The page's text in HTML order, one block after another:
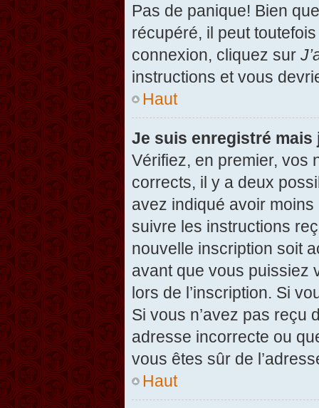
Pas de panique! Bien
récupéré, il peut
connexion, cliquez sur
instructions et vous
Haut
Je suis enregistré mais
Vérifiez, en premier, vos
corrects, il y a deux
avez indiqué avoir
suivre les instructions
nouvelle inscription soit
avant que vous puissiez
lors de l’inscription. Si
Si vous n’avez pas reçu
adresse incorrecte ou
vous êtes sûr de
Haut